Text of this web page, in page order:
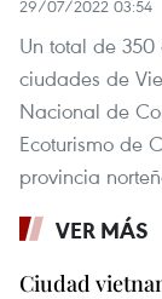
29/07/2022 03:54
Un total de
ciudades de
Nacional de
Ecoturismo de
provincia
VER MÁS
Ciudad